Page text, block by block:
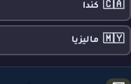
🇨🇦 كندا
🇲🇾 ماليزيا